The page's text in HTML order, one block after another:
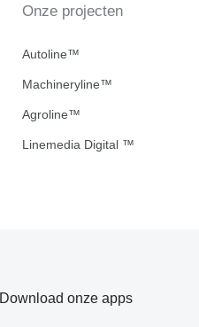
Onze projecten
Autoline™
Machineryline™
Agroline™
Linemedia Digital ™
Download onze apps